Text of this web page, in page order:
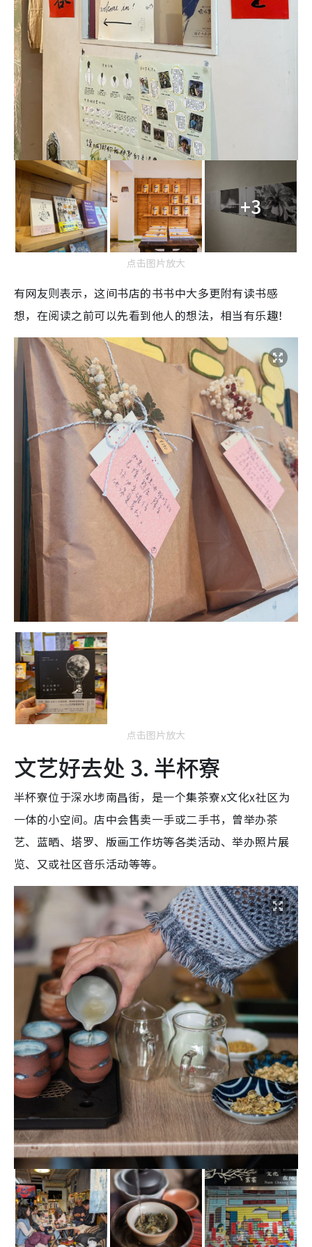
+3
点击图片放大
有网友则表示，这间书店的书书中大多更附有读书感
想，在阅读之前可以先看到他人的想法，相当有乐趣！
点击图片放大
文艺好去处 3. 半杯寮
半杯寮位于深水埗南昌街，是一个集茶寮x文化x社区为
一体的小空间。店中会售卖一手或二手书，曾举办茶
艺、蓝晒、塔罗、版画工作坊等各类活动、举办照片展
览、又或社区音乐活动等等。